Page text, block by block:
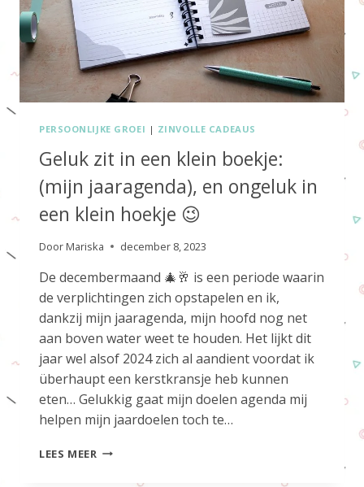
PERSOONLIJKE GROEI | ZINVOLLE CADEAUS
Geluk zit in een klein boekje:
(mijn jaaragenda), en ongeluk in
een klein hoekje 😉
Door Mariska december 8, 2023
De decembermaand 🎄🥂 is een periode waarin
de verplichtingen zich opstapelen en ik,
dankzij mijn jaaragenda, mijn hoofd nog net
aan boven water weet te houden. Het lijkt dit
jaar wel alsof 2024 zich al aandient voordat ik
überhaupt een kerstkransje heb kunnen
eten… Gelukkig gaat mijn doelen agenda mij
helpen mijn jaardoelen toch te…
LEES MEER GELUK